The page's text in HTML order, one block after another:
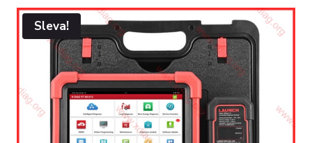
Sleva!